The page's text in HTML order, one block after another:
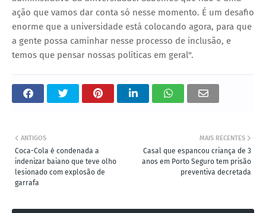
ação que vamos dar conta só nesse momento. É um desafio
enorme que a universidade está colocando agora, para que
a gente possa caminhar nesse processo de inclusão, e
temos que pensar nossas políticas em geral".
MAIS RECENTES
Casal que espancou criança de 3
anos em Porto Seguro tem prisão
preventiva decretada
ANTIGOS
Coca-Cola é condenada a
indenizar baiano que teve olho
lesionado com explosão de
garrafa